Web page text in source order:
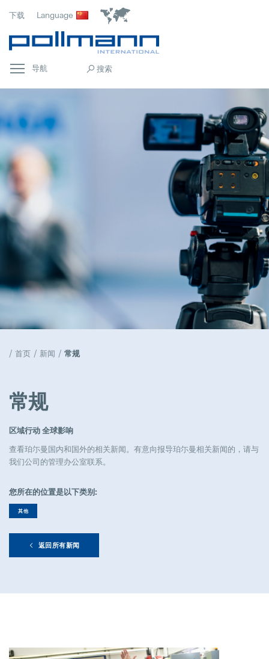
Popular
Pollmann presents initial review
下载 Language
导航
首页 新闻 常规
常规
区域行动 全球影响
查看珀尓曼国内和国外的相关新闻。有意向报导珀尓曼相关新闻的，请与
我们公司的管理办公室联系。
您所在的位置是以下类别:
其他
返回所有新闻